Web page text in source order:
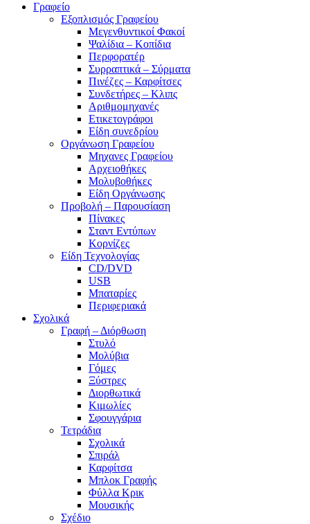
Γραφείο
Εξοπλισμός Γραφείου
Μεγενθυντικοί Φακοί
Ψαλίδια – Κοπίδια
Περφορατέρ
Συρραπτικά – Σύρματα
Πινέζες – Καρφίτσες
Συνδετήρες – Κλιπς
Αριθμομηχανές
Ετικετογράφοι
Είδη συνεδρίου
Οργάνωση Γραφείου
Μηχανες Γραφείου
Αρχειοθήκες
Μολυβοθήκες
Είδη Οργάνωσης
Προβολή – Παρουσίαση
Πίνακες
Σταντ Εντύπων
Κορνίζες
Είδη Τεχνολογίας
CD/DVD
USB
Μπαταρίες
Περιφεριακά
Σχολικά
Γραφή – Διόρθωση
Στυλό
Μολύβια
Γόμες
Ξύστρες
Διορθωτικά
Κιμωλίες
Σφουγγάρια
Τετράδια
Σχολικά
Σπιράλ
Καρφίτσα
Μπλοκ Γραφής
Φύλλα Κρικ
Μουσικής
Σχέδιο